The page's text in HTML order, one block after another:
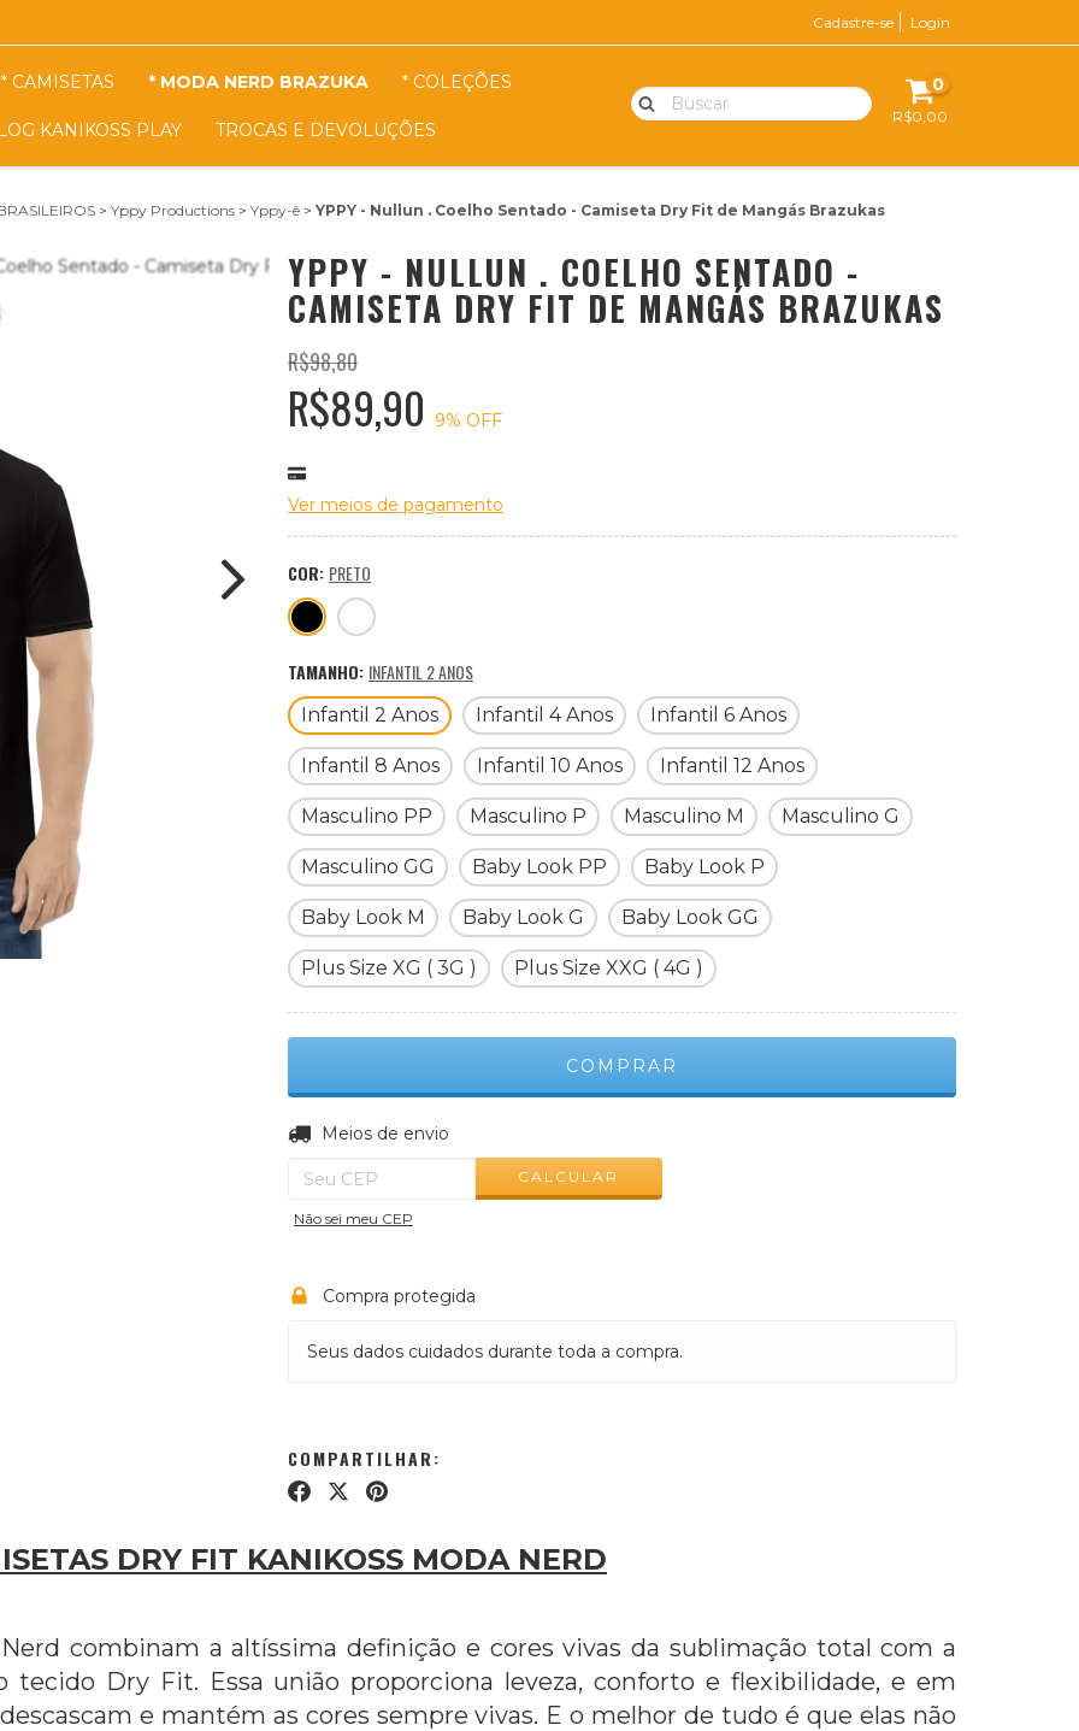
Cadastre-se Login
* CAMISETAS * MODA NERD BRAZUKA * COLEÇÕES
KANIKOSS PLAY TROCAS E DEVOLUÇÕES
0
R$0,00
> Yppy Productions > Yppy-ê > YPPY - Nullun . Coelho Sentado - Camiseta Dry Fit de Mangás Brazukas
YPPY - NULLUN . COELHO SENTADO -
CAMISETA DRY FIT DE MANGÁS BRAZUKAS
R$98,80
R$89,90 9% OFF
Ver meios de pagamento
COR: PRETO
TAMANHO: INFANTIL 2 ANOS
Infantil 2 Anos Infantil 4 Anos Infantil 6 Anos
Infantil 8 Anos Infantil 10 Anos Infantil 12 Anos
Masculino PP Masculino P Masculino M Masculino G
Masculino GG Baby Look PP Baby Look P
Baby Look M Baby Look G Baby Look GG
Plus Size XG ( 3G ) Plus Size XXG ( 4G )
Entregas para o CEP:
Meios de envio
CALCULAR
Não sei meu CEP
Compra protegida
Seus dados cuidados durante toda a compra.
COMPARTILHAR:
DRY FIT KANIKOSS MODA NERD
combinam a altíssima definição e cores vivas da sublimação total com a
tecido Dry Fit. Essa união proporciona leveza, conforto e flexibilidade, e em
e mantém as cores sempre vivas. E o melhor de tudo é que elas não